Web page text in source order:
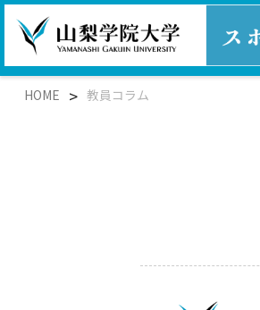
HOME > 教員コラム